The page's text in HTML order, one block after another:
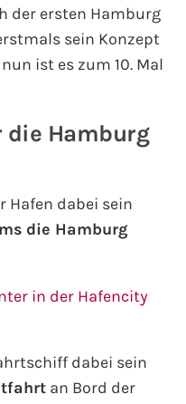
der ersten Hamburg
sein Konzept
ist es zum 10. Mal
die Hamburg
Hafen dabei sein
die Hamburg
in der Hafencity
dabei sein
an Bord der